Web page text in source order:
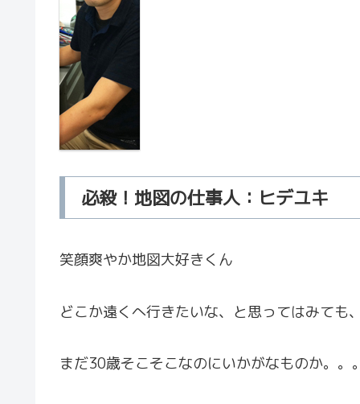
必殺！地図の仕事人：ヒデユキ
笑顔爽やか地図大好きくん
どこか遠くへ行きたいな、と思ってはみても
まだ30歳そこそこなのにいかがなものか。。